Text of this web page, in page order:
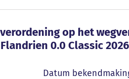
op het
op het
0.0 Classic
Datum